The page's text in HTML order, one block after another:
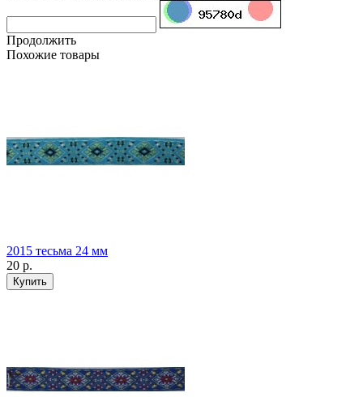
Продолжить
Похожие товары
2015 тесьма 24 мм
20 р.